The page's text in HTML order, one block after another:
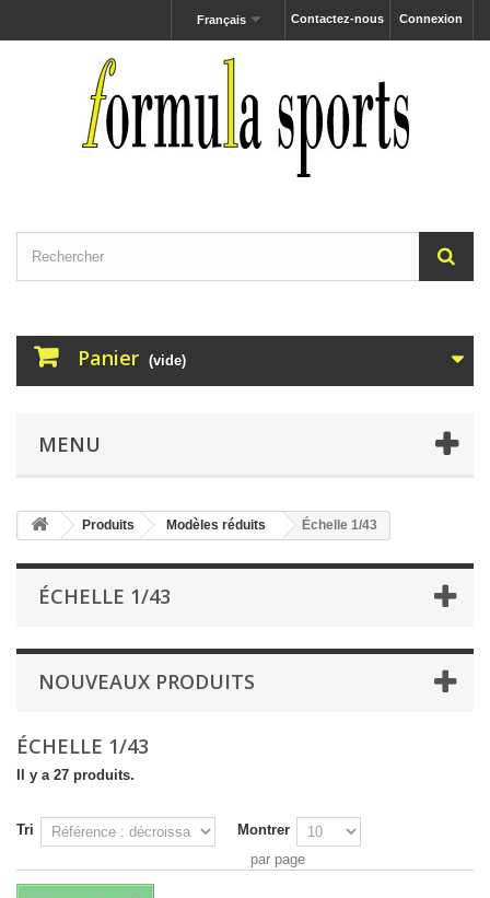
Connexion
Contactez-nous
Français
Panier (vide)
MENU
Produits Modèles réduits Échelle 1/43
ÉCHELLE 1/43
NOUVEAUX PRODUITS
ÉCHELLE 1/43
Il y a 27 produits.
Tri
Montrer
par page